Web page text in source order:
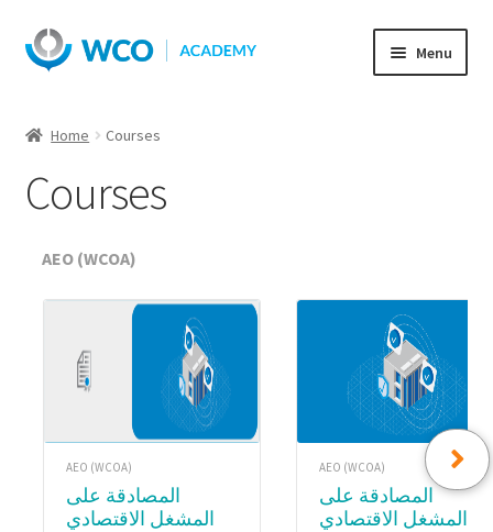
Skip
to
Skip
to
Menu
Home Courses
Courses
AEO (WCOA)
AEO (WCOA)
المصادقة على
المشغل الاقتصادي
AEO (WCOA)
المصادقة على
المشغل الاقتصادي